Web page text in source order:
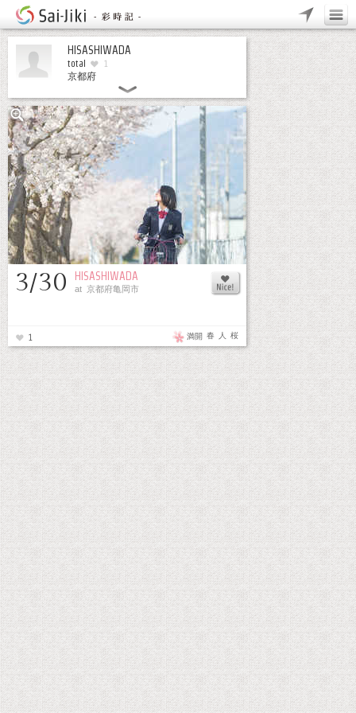
HISASHIWADA
total 1
京都府
3/30 HISASHIWADA
at 京都府亀岡市
1 桜
人
春
満開